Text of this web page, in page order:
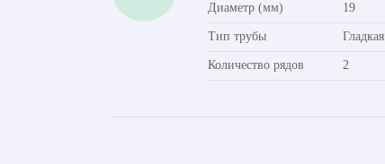
Диаметр (мм) 19
Тип трубы Гладкая
Количество рядов 2